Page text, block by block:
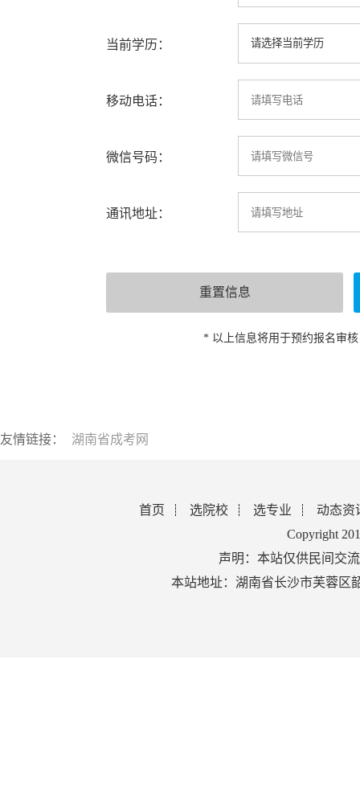
当前学历：
移动电话：
微信号码：
通讯地址：
* 以上信息将用于预约报名审
友情链接： 湖南省成考网
首页 选院校 选专业
动态资
Copyright
声明：本站仅供民间交
本站地址：湖南省长沙市芙蓉区